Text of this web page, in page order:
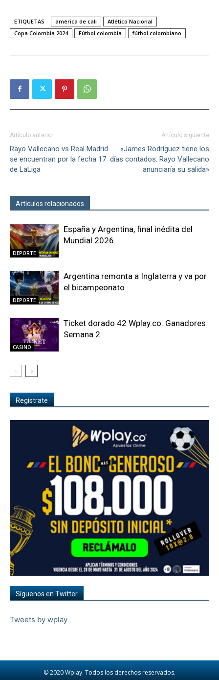
ETIQUETAS américa de cali
Atlético Nacional
Copa Colombia 2024
Fútbol colombia fútbol colombiano
Artículo anterior
Rayo Vallecano vs Real Madrid
se encuentran por la fecha 17
de LaLiga
Artículo siguiente
«James Rodríguez tiene los
días contados: Rayo Vallecano
anunciaría su salida»
Artículos relacionados
DEPORTE
España y Argentina, final inédita del
Mundial 2026
DEPORTE
Argentina remonta a Inglaterra y va por
el bicampeonato
CASINO
Ticket dorado 42 Wplay.co: Ganadores
Semana 2
Regístrate
Síguenos en Twitter
Tweets by wplay
© 2020 Wplay. Todos los derechos reservados.